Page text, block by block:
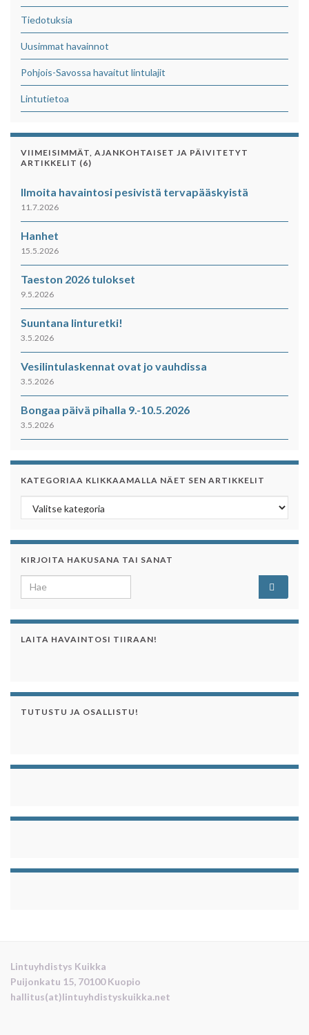
Tiedotuksia
Uusimmat havainnot
Pohjois-Savossa havaitut lintulajit
Lintutietoa
VIIMEISIMMÄT, AJANKOHTAISET JA PÄIVITETYT
ARTIKKELIT (6)
Ilmoita havaintosi pesivistä tervapääskyistä
11.7.2026
Hanhet
15.5.2026
Taeston 2026 tulokset
9.5.2026
Suuntana linturetki!
3.5.2026
Vesilintulaskennat ovat jo vauhdissa
3.5.2026
Bongaa päivä pihalla 9.-10.5.2026
3.5.2026
KATEGORIAA KLIKKAAMALLA NÄET SEN ARTIKKELIT
Kategoriaa klikkaamalla näet sen artikkelit
KIRJOITA HAKUSANA TAI SANAT
Search for:
LAITA HAVAINTOSI TIIRAAN!
TUTUSTU JA OSALLISTU!
Lintuyhdistys Kuikka
Puijonkatu 15, 70100 Kuopio
hallitus(at)lintuyhdistyskuikka.net